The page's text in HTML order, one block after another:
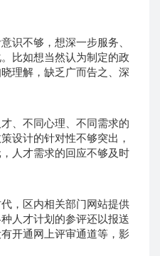
识不够，想深一步服务、
比如想当然认为制定的政
理解，缺乏广而告之、深
、不同心理、不同需求的
设计的针对性不够突出，
人才需求的回应不够及时
，区内相关部门网站提供
人才计划的参评还以报送
开通网上评审通道等，影